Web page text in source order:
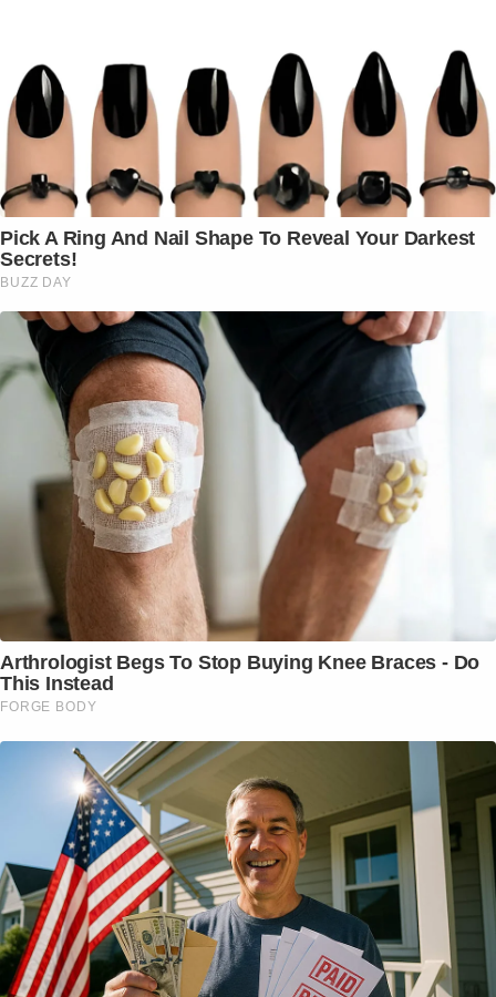
Pick A Ring And Nail Shape To Reveal Your Darkest
Secrets!
BUZZ DAY
Arthrologist Begs To Stop Buying Knee Braces - Do
This Instead
FORGE BODY